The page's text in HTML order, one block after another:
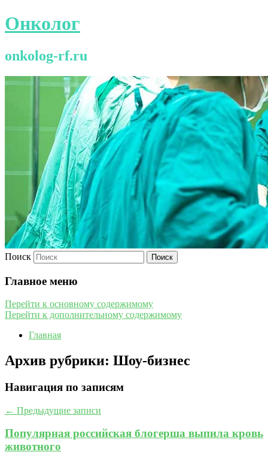
Онколог
onkolog-rf.ru
Поиск
Главное меню
Перейти к основному содержимому
Перейти к дополнительному содержимому
Главная
Архив рубрики: Шоу-бизнес
Навигация по записям
← Предыдущие записи
Популярная российская блогерша выпила кровь
животного